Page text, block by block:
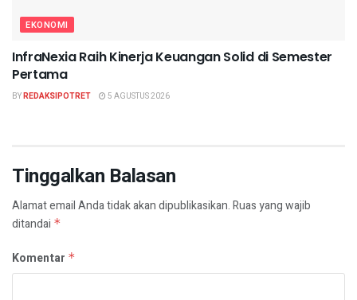
EKONOMI
InfraNexia Raih Kinerja Keuangan Solid di Semester
Pertama
BYREDAKSIPOTRET 5 AGUSTUS 2026
Tinggalkan Balasan
Alamat email Anda tidak akan dipublikasikan.Ruas yang wajib
ditandai *
Komentar *